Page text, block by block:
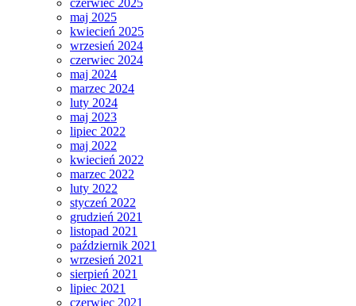
maj 2025
kwiecień 2025
wrzesień 2024
czerwiec 2024
maj 2024
marzec 2024
luty 2024
maj 2023
lipiec 2022
maj 2022
kwiecień 2022
marzec 2022
luty 2022
styczeń 2022
grudzień 2021
listopad 2021
październik 2021
wrzesień 2021
sierpień 2021
lipiec 2021
czerwiec 2021